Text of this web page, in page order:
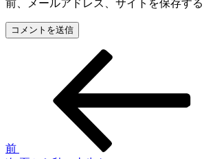
前、メールアドレス、サイトを保存する
ゲ
前